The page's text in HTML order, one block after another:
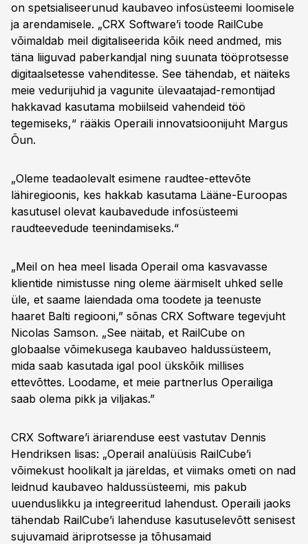
on spetsialiseerunud kaubaveo infosüsteemi loomisele
ja arendamisele. „CRX Software’i toode RailCube
võimaldab meil digitaliseerida kõik need andmed, mis
täna liiguvad paberkandjal ning suunata tööprotsesse
digitaalsetesse vahenditesse. See tähendab, et näiteks
meie vedurijuhid ja vagunite ülevaatajad-remontijad
hakkavad kasutama mobiilseid vahendeid töö
tegemiseks,“ rääkis Operaili innovatsioonijuht Margus
Õun.
„Oleme teadaolevalt esimene raudtee-ettevõte
lähiregioonis, kes hakkab kasutama Lääne-Euroopas
kasutusel olevat kaubavedude infosüsteemi
raudteevedude teenindamiseks.“
„Meil on hea meel lisada Operail oma kasvavasse
klientide nimistusse ning oleme äärmiselt uhked selle
üle, et saame laiendada oma toodete ja teenuste
haaret Balti regiooni,” sõnas CRX Software tegevjuht
Nicolas Samson. „See näitab, et RailCube on
globaalse võimekusega kaubaveo haldussüsteem,
mida saab kasutada igal pool ükskõik millises
ettevõttes. Loodame, et meie partnerlus Operailiga
saab olema pikk ja viljakas.”
CRX Software’i äriarenduse eest vastutav Dennis
Hendriksen lisas: „Operail analüüsis RailCube’i
võimekust hoolikalt ja järeldas, et viimaks ometi on nad
leidnud kaubaveo haldussüsteemi, mis pakub
uuenduslikku ja integreeritud lahendust. Operaili jaoks
tähendab RailCube’i lahenduse kasutuselevõtt senisest
sujuvamaid äriprotsesse ja tõhusamaid